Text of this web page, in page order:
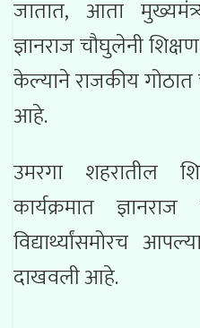
जातात, आता
ज्ञानराज चौघुलेनी
केल्याने राजकीय
आहे.
उमरगा शहरातील
कार्यक्रमात
विद्यार्थ्यांसमोरच
दाखवली आहे.